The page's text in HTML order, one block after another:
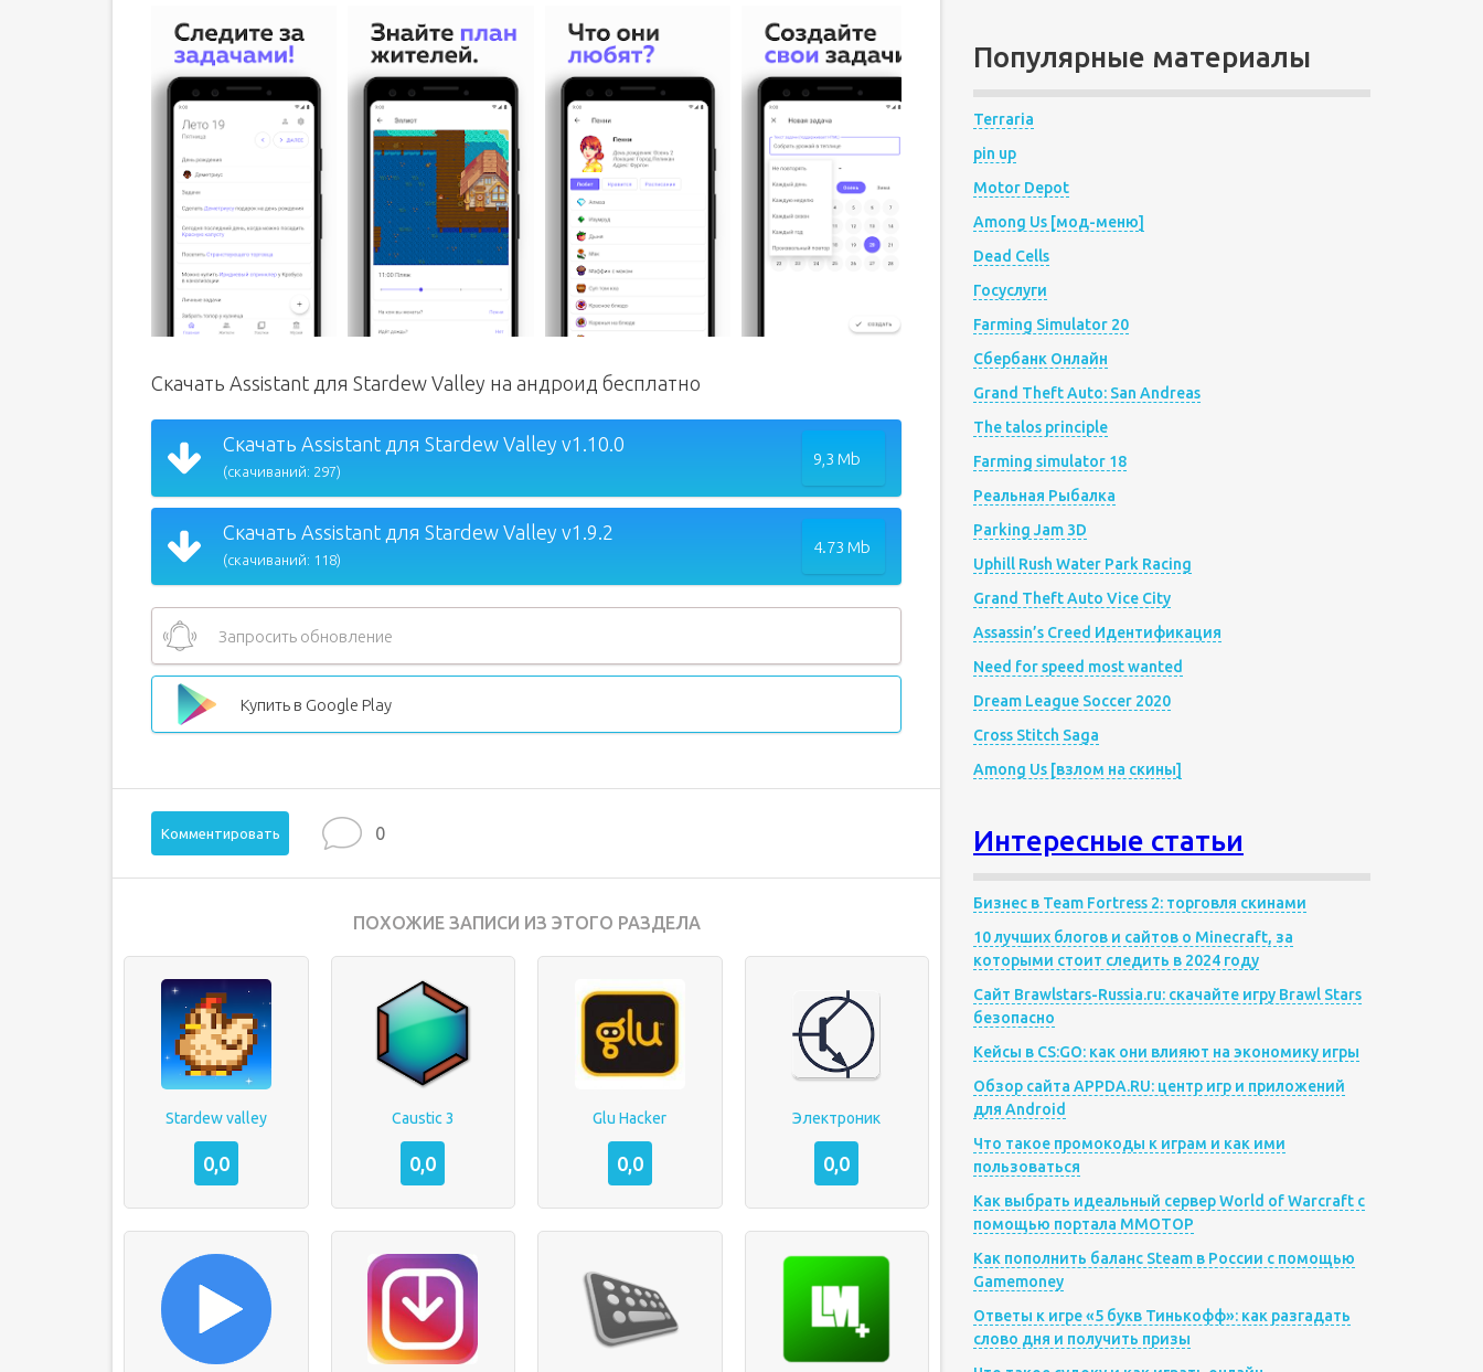
Скачать Assistant для Stardew Valley на андроид бесплатно
Скачать Assistant для Stardew Valley v1.10.0
(скачиваний: 297)
9,3 Mb
Скачать Assistant для Stardew Valley v1.9.2
(скачиваний: 118)
4.73 Mb
Запросить обновление
Купить в Google Play
Комментировать 0
ПОХОЖИЕ ЗАПИСИ ИЗ ЭТОГО РАЗДЕЛА
Stardew valley
0,0
Caustic 3
0,0
Glu Hacker
0,0
Электроник
0,0
Популярные материалы
Terraria
pin up
Motor Depot
Among Us [мод-меню]
Dead Cells
Госуслуги
Farming Simulator 20
Сбербанк Онлайн
Grand Theft Auto: San Andreas
The talos principle
Farming simulator 18
Реальная Рыбалка
Parking Jam 3D
Uphill Rush Water Park Racing
Grand Theft Auto Vice City
Assassin’s Creed Идентификация
Need for speed most wanted
Dream League Soccer 2020
Cross Stitch Saga
Among Us [взлом на скины]
Интересные статьи
Бизнес в Team Fortress 2: торговля скинами
10 лучших блогов и сайтов о Minecraft, за
которыми стоит следить в 2024 году
Сайт Brawlstars-Russia.ru: скачайте игру Brawl Stars
безопасно
Кейсы в CS:GO: как они влияют на экономику игры
Обзор сайта APPDA.RU: центр игр и приложений
для Android
Что такое промокоды к играм и как ими
пользоваться
Как выбрать идеальный сервер World of Warcraft с
помощью портала MMOTOP
Как пополнить баланс Steam в России с помощью
Gamemoney
Ответы к игре «5 букв Тинькофф»: как разгадать
слово дня и получить призы